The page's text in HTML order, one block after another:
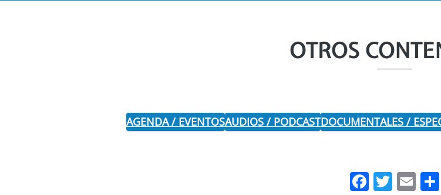
OTROS
AGENDA / EVENTOSAUDIOS / PODCASTDOCUMENTALES /
Facebook
Twitter